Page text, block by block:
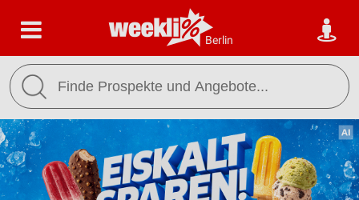
Berlin